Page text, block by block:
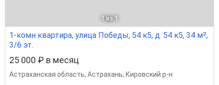
1 из 1
1-комн квартира, улица Победы, 54 к5, д. 54 к5, 34 м²,
3/6 эт.
25 000 ₽ в месяц
Астраханская область, Астрахань, Кировский р-н